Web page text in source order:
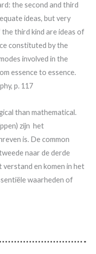
the second and third
ideas, but very
third kind are ideas of
constituted by the
involved in the
essence to essence.
p. 117
than mathematical.
zijn het
is. De common
naar de derde
verstand en komen in het
waarheden of